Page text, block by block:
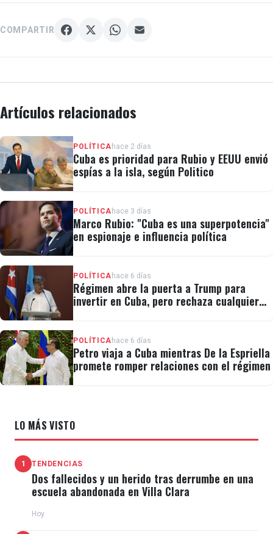
COMPARTIR
Artículos relacionados
POLÍTICA hace 2 días
Cuba es prioridad para Rubio y EEUU envió
espías a la isla, según Politico
POLÍTICA hace 3 días
Marco Rubio: "Cuba es una superpotencia"
en espionaje e influencia política
POLÍTICA hace 6 días
Régimen abre la puerta a Trump para
invertir en Cuba, pero rechaza cualquier
POLÍTICA hace 6 días
Petro viaja a Cuba mientras De la Espriella
promete romper relaciones con el régimen
LO MÁS VISTO
1 TENDENCIAS
Dos fallecidos y un herido tras derrumbe en una
escuela abandonada en Villa Clara
Hoy